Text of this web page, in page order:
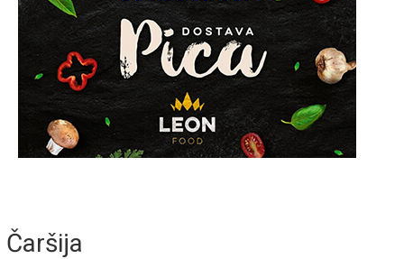
Čaršija